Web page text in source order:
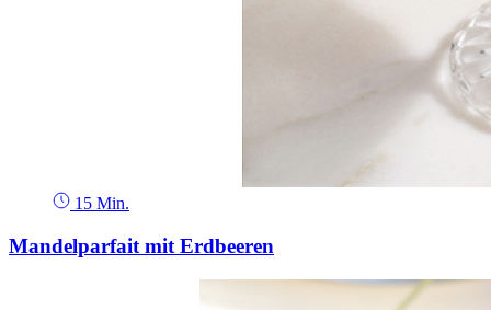
15 Min.
Mandelparfait mit Erdbeeren